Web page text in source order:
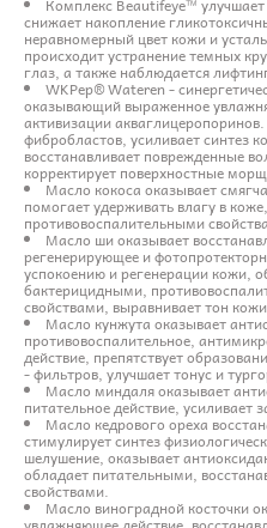
снижает накопление
неравномерный цвет кожи и
происходит устранение темных
глаз, а также наблюдается
WKPep® Wateren -
оказывающий выраженное
активизации
фибробластов, усиливает синтез
восстанавливает поврежденные
корректирует поверхностные
Масло кокоса оказывает
помогает удерживать влагу в
противовоспалительными
Масло ши оказывает
регенерирующее и
успокоению и регенерации кожи,
бактерицидными,
свойствами, выравнивает тон
Масло кунжута оказывает
противовоспалительное,
действие, препятствует
- фильтров, улучшает тонус и
Масло миндаля оказывает
питательное действие,
Масло кедрового ореха
стимулирует синтез
шелушение, оказывает
обладает питательными,
свойствами.
Масло виноградной косточки